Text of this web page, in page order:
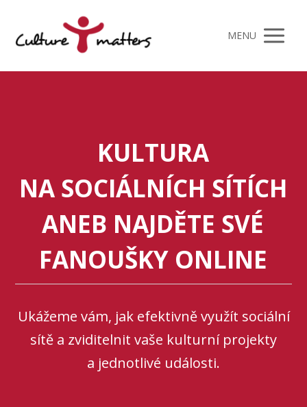
MENU
KULTURA
NA SOCIÁLNÍCH SÍTÍCH
ANEB NAJDĚTE SVÉ
FANOUŠKY ONLINE
Ukážeme vám, jak efektivně využít sociální
sítě a zviditelnit vaše kulturní projekty
a jednotlivé události.